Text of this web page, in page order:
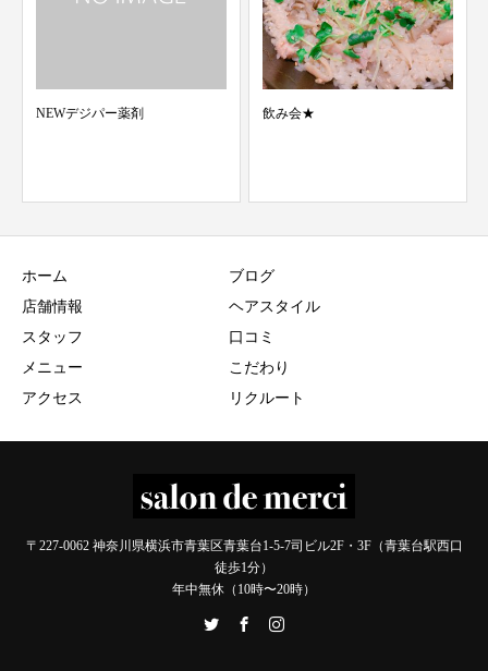
飲み会★ ⬜︎新メニューのお知らせ⬜︎
ホーム
店舗情報
スタッフ
メニュー
アクセス
ブログ
ヘアスタイル
口コミ
こだわり
リクルート
〒227-0062 神奈川県横浜市青葉区青葉台1-5-7司ビル2F・3F（青葉台駅西口
徒歩1分）
年中無休（10時〜20時）